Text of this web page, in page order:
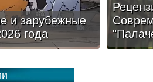
и зарубежные
года